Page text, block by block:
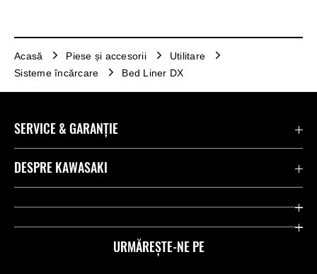
Acasă Piese și accesorii
Utilitare
Sisteme încărcare
Bed Liner DX
URMĂREȘTE-NE PE
SERVICE & GARANȚIE
Contactează-ne
Link-uri utile
DESPRE KAWASAKI
Companie